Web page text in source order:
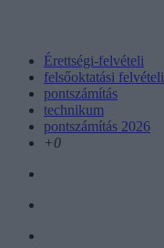
Érettségi-felvételi
felsőoktatási felvételi
pontszámítás
technikum
pontszámítás 2026
+0